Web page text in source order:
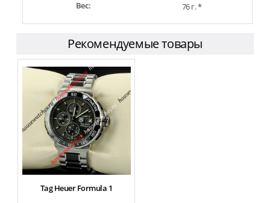
Вес:
76 г. *
Рекомендуемые товары
Tag Heuer Formula 1